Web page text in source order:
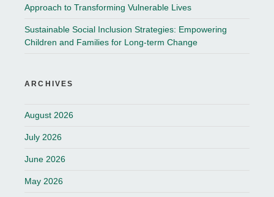
Approach to Transforming Vulnerable Lives
Sustainable Social Inclusion Strategies: Empowering
Children and Families for Long-term Change
ARCHIVES
August 2026
July 2026
June 2026
May 2026